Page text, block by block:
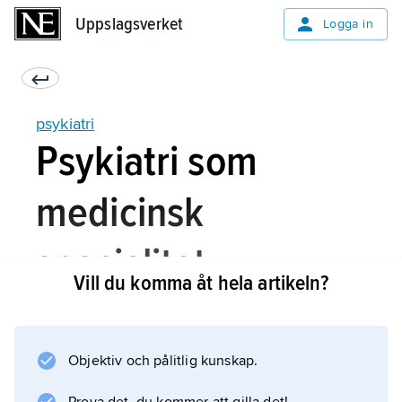
Uppslagsverket Logga in
psykiatri
Psykiatri som
medicinsk
specialitet
Den medicinska specialiteten psykiatri präglas
av helhetssyn där psykologiska, sociala och
Vill du komma åt hela artikeln?
Objektiv och pålitlig kunskap.